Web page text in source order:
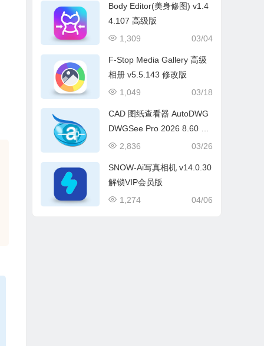
Body Editor(美身修图) v1.4
4.107 高级版
03/04
1,309
F-Stop Media Gallery 高级
相册 v5.5.143 修改版
03/18
1,049
CAD 图纸查看器 AutoDWG
DWGSee Pro 2026 8.60 中
文汉化绿色版
03/26
2,836
SNOW-Ai写真相机 v14.0.30
解锁VIP会员版
04/06
1,274